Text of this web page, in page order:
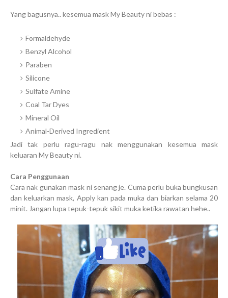
Yang bagusnya.. kesemua mask My Beauty ni bebas :
Formaldehyde
Benzyl Alcohol
Paraben
Silicone
Sulfate Amine
Coal Tar Dyes
Mineral Oil
Animal-Derived Ingredient
Jadi tak perlu ragu-ragu nak menggunakan kesemua mask
keluaran My Beauty ni.
Cara Penggunaan
Cara nak gunakan mask ni senang je. Cuma perlu buka bungkusan
dan keluarkan mask, Apply kan pada muka dan biarkan selama 20
minit. Jangan lupa tepuk-tepuk sikit muka ketika rawatan hehe..